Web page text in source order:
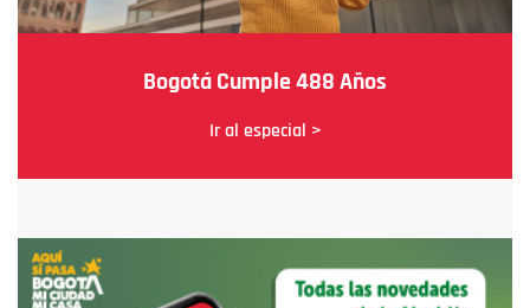
Bogotá Cumple 488 Años
Ir al especial >